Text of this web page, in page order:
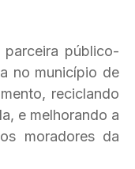
público-
no município de
reciclando
e melhorando a
moradores da